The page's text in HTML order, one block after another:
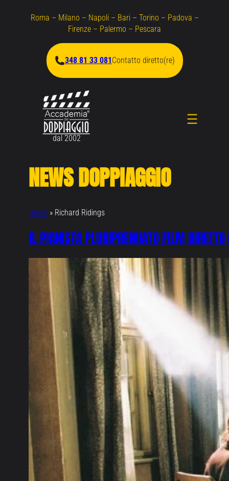
Roma – Milano – Napoli – Bari – Torino – Padova –
Firenze – Palermo – Pescara
348 81 33 081Contatto diretto(re)
dal 2002
NEWS DOPPIAGGIO
Home » Richard Ridings
IL PIANISTA PLURIPREMIATO FILM